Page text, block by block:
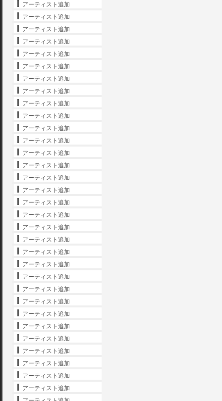
アーティスト追加
アーティスト追加
アーティスト追加
アーティスト追加
アーティスト追加
アーティスト追加
アーティスト追加
アーティスト追加
アーティスト追加
アーティスト追加
アーティスト追加
アーティスト追加
アーティスト追加
アーティスト追加
アーティスト追加
アーティスト追加
アーティスト追加
アーティスト追加
アーティスト追加
アーティスト追加
アーティスト追加
アーティスト追加
アーティスト追加
アーティスト追加
アーティスト追加
アーティスト追加
アーティスト追加
アーティスト追加
アーティスト追加
アーティスト追加
アーティスト追加
アーティスト追加